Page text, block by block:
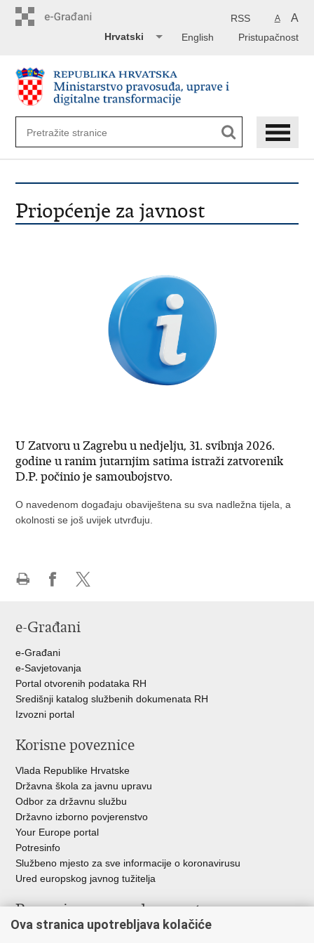
A A
RSS
Pristupačnost
English
Hrvatski
Priopćenje za javnost
U Zatvoru u Zagrebu u nedjelju, 31. svibnja 2026.
godine u ranim jutarnjim satima istraži zatvorenik
D.P. počinio je samoubojstvo.
O navedenom događaju obaviještena su sva nadležna tijela, a
okolnosti se još uvijek utvrđuju.
FacebookuTwitteru
e-Građani
e-Građani
e-Savjetovanja
Portal otvorenih podataka RH
Središnji katalog službenih dokumenata RH
Izvozni portal
Korisne poveznice
Vlada Republike Hrvatske
Državna škola za javnu upravu
Odbor za državnu službu
Državno izborno povjerenstvo
Your Europe portal
Potresinfo
Službeno mjesto za sve informacije o koronavirusu
Ured europskog javnog tužitelja
Poveznice pravosudnog sustava
Ova stranica upotrebljava kolačiće